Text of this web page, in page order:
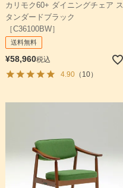
カリモク60+ ダイニングチェア ス
タンダードブラック
［C36100BW］
送料無料
¥58,960税込
4.90（10）